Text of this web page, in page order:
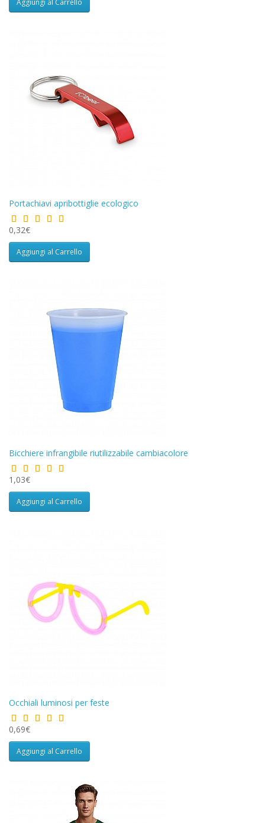
Aggiungi al Carrello
Portachiavi apribottiglie ecologico
0,32€
Aggiungi al Carrello
Bicchiere infrangibile riutilizzabile cambiacolore
1,03€
Aggiungi al Carrello
Occhiali luminosi per feste
0,69€
Aggiungi al Carrello